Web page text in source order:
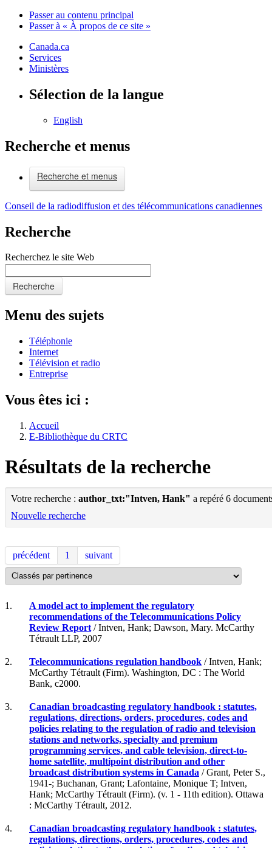
Passer au contenu principal
Passer à « À propos de ce site »
Canada.ca
Services
Ministères
Sélection de la langue
English
Recherche et menus
Recherche et menus
Conseil de la radiodiffusion et des télécommunications canadiennes
Recherche
Recherchez le site Web
Recherche
Menu des sujets
Téléphonie
Internet
Télévision et radio
Entreprise
Vous êtes ici :
Accueil
E-Bibliothèque du CRTC
Résultats de la recherche
Votre recherche : author_txt:"Intven, Hank" a repéré 6
Nouvelle recherche
précédent 1 suivant
1.
A model act to implement the regulatory
recommendations of the Telecommunications Policy
Review Report / Intven, Hank; Dawson, Mary. McCarthy
Tétrault LLP, 2007
2. Telecommunications regulation handbook / Intven, Hank;
McCarthy Tétrault (Firm). Washington, DC : The World
Bank, c2000.
3.
Canadian broadcasting regulatory handbook : statutes,
regulations, directions, orders, procedures, codes and
policies relating to the regulation of radio and television
stations and networks, specialty and premium
programming services, and cable television, direct-to-
home satellite, multipoint distribution and other
broadcast distribution systems in Canada / Grant, Peter S.,
1941-; Buchanan, Grant; Lafontaine, Monique T; Intven,
Hank; McCarthy Tétrault (Firm). (v. 1 - 11th edition). Ottawa
: McCarthy Tétrault, 2012.
4.
Canadian broadcasting regulatory handbook : statutes,
regulations, directions, orders, procedures, codes and